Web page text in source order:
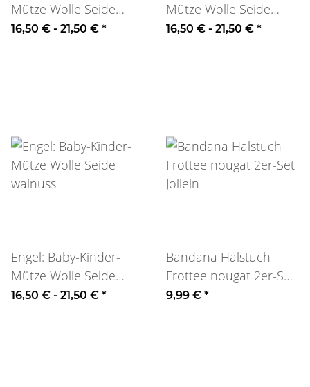
Mütze Wolle Seide
bergblau
16,50 € - 21,50 € *
Mütze Wolle Seide
dustyrose
16,50 € - 21,50 € *
Engel: Baby-Kinder-
Mütze Wolle Seide
walnuss
16,50 € - 21,50 € *
Bandana Halstuch
Frottee nougat 2er-Set
Jollein
9,99 € *